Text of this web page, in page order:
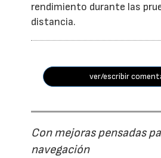
rendimiento durante las
distancia.
ver/escribir
Con mejoras pensadas
navegación